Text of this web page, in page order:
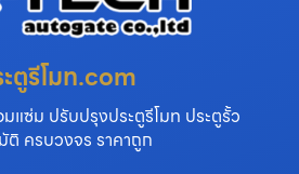
ตูรีโมท.com
แซ่ม ปรับปรุงประตูรีโมท ประตูรั้ว
ติ ครบวงจร ราคาถูก